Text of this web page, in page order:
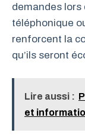
demandes lors
téléphonique
renforcent la
qu’ils seront
Lire aussi :
et